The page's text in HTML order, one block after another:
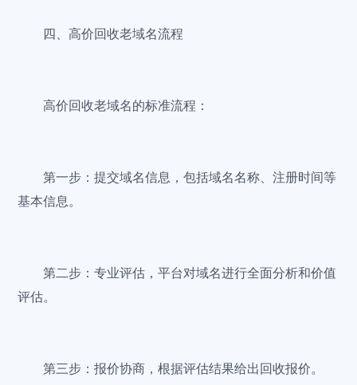
四、高价回收老域名流程
高价回收老域名的标准流程：
第一步：提交域名信息，包括域名名称、注册时间等
基本信息。
第二步：专业评估，平台对域名进行全面分析和价值
评估。
第三步：报价协商，根据评估结果给出回收报价。